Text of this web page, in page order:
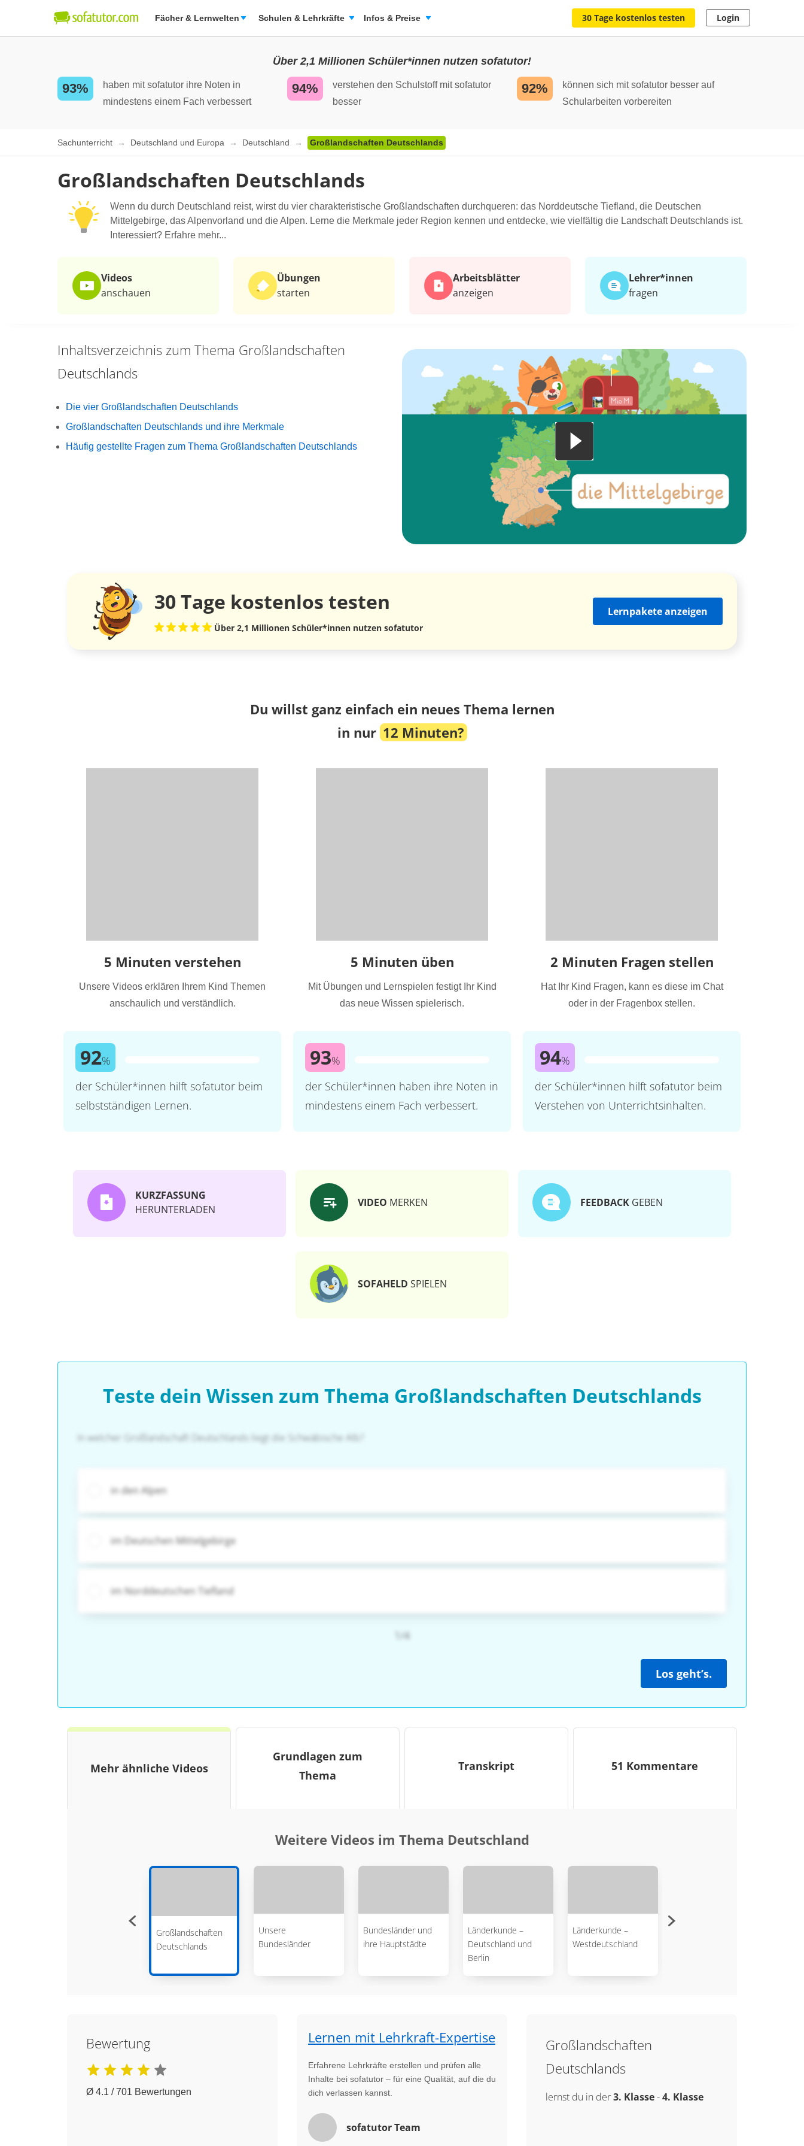
Fächer & Lernwelten Schulen & Lehrkräfte Infos & Preise 30 Tage kostenlos testen Login
Über 2,1 Millionen Schüler*innen nutzen sofatutor!
93%
haben mit sofatutor ihre Noten in
mindestens einem Fach verbessert
94%
verstehen den Schulstoff mit sofatutor
besser
92%
können sich mit sofatutor besser auf
Schularbeiten vorbereiten
Sachunterricht Deutschland und Europa Deutschland Großlandschaften Deutschlands
Großlandschaften Deutschlands
Wenn du durch Deutschland reist, wirst du vier charakteristische Großlandschaften durchqueren: das Norddeutsche Tiefland, die Deutschen
Mittelgebirge, das Alpenvorland und die Alpen. Lerne die Merkmale jeder Region kennen und entdecke, wie vielfältig die Landschaft Deutschlands ist.
Interessiert? Erfahre mehr...
Videos
anschauen
Übungen
starten
Arbeits­blätter
anzeigen
Lehrer*​innen
fragen
Inhaltsverzeichnis zum Thema Großlandschaften
Deutschlands
Die vier Großlandschaften Deutschlands
Großlandschaften Deutschlands und ihre Merkmale
Häufig gestellte Fragen zum Thema Großlandschaften Deutschlands
30 Tage kostenlos testen
Über 2,1 Millionen Schüler*innen nutzen sofatutor
Lernpakete anzeigen
Du willst ganz einfach ein neues Thema lernen
in nur 12 Minuten?
5 Minuten verstehen
Unsere Videos erklären Ihrem Kind Themen
anschaulich und verständlich.
92%
der Schüler*innen hilft sofatutor beim
selbstständigen Lernen.
5 Minuten üben
Mit Übungen und Lernspielen festigt Ihr Kind
das neue Wissen spielerisch.
93%
der Schüler*innen haben ihre Noten in
mindestens einem Fach verbessert.
2 Minuten Fragen stellen
Hat Ihr Kind Fragen, kann es diese im Chat
oder in der Fragenbox stellen.
94%
der Schüler*innen hilft sofatutor beim
Verstehen von Unterrichtsinhalten.
KURZFASSUNG
HERUNTERLADEN
VIDEO MERKEN FEEDBACK GEBEN
SOFAHELD SPIELEN
Teste dein Wissen zum Thema Großlandschaften Deutschlands
In welcher Großlandschaft Deutschlands liegt die Schwäbische Alb?
in den Alpen
im Deutschen Mittelgebirge
im Norddeutschen Tiefland
1/4
Los geht’s.
Mehr ähnliche Videos
Grundlagen zum
Thema
Transkript 51 Kommentare
Weitere Videos im Thema Deutschland
Großlandschaften
Deutschlands
Unsere
Bundesländer
Bundesländer und
ihre Hauptstädte
Länderkunde –
Deutschland und
Berlin
Länderkunde –
Westdeutschland
Bewertung
Ø 4.1 / 701 Bewertungen
Lernen mit Lehrkraft-Expertise
Erfahrene Lehrkräfte erstellen und prüfen alle
Inhalte bei sofatutor – für eine Qualität, auf die du
dich verlassen kannst.
sofatutor Team
Großlandschaften
Deutschlands
lernst du in der3. Klasse-4. Klasse